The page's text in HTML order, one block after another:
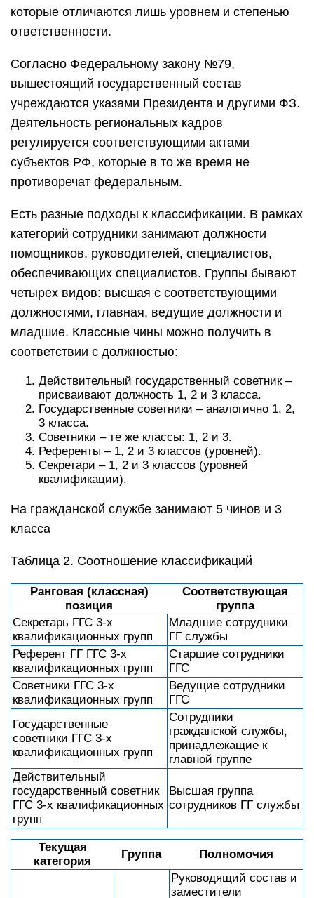
которые отличаются лишь уровнем и степенью
ответственности.
Согласно Федеральному закону №79,
вышестоящий государственный состав
учреждаются указами Президента и другими ФЗ.
Деятельность региональных кадров
регулируется соответствующими актами
субъектов РФ, которые в то же время не
противоречат федеральным.
Есть разные подходы к классификации. В рамках
категорий сотрудники занимают должности
помощников, руководителей, специалистов,
обеспечивающих специалистов. Группы бывают
четырех видов: высшая с соответствующими
должностями, главная, ведущие должности и
младшие. Классные чины можно получить в
соответствии с должностью:
Действительный государственный советник –
присваивают должность 1, 2 и 3 класса.
Государственные советники – аналогично 1, 2,
3 класса.
Советники – те же классы: 1, 2 и 3.
Референты – 1, 2 и 3 классов (уровней).
Секретари – 1, 2 и 3 классов (уровней
квалификации).
На гражданской службе занимают 5 чинов и 3
класса
Таблица 2. Соотношение классификаций
Ранговая (классная)
позиция
Соответствующая
группа
Секретарь ГГС 3-х
квалификационных групп
Младшие сотрудники
ГГ службы
Референт ГГ ГГС 3-х
квалификационных групп
Старшие сотрудники
ГГС
Советники ГГС 3-х
квалификационных групп
Ведущие сотрудники
ГГС
Государственные
советники ГГС 3-х
квалификационных групп
Сотрудники
гражданской службы,
принадлежащие к
главной группе
Действительный
государственный советник
ГГС 3-х квалификационных
групп
Высшая группа
сотрудников ГГ службы
Текущая
категория
Группа
Полномочия
Руководящий состав и
заместители